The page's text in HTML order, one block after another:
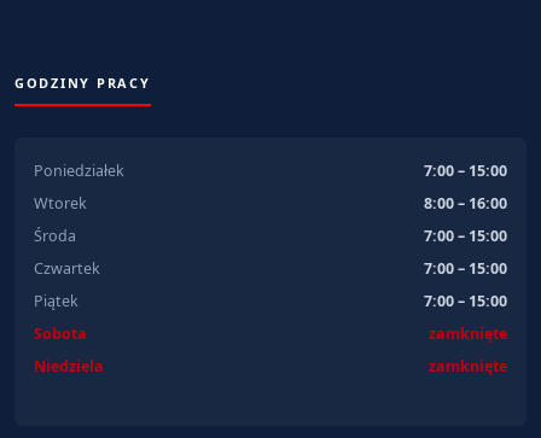
GODZINY PRACY
Poniedziałek
7:00 – 15:00
Wtorek
8:00 – 16:00
Środa
7:00 – 15:00
Czwartek
7:00 – 15:00
Piątek
7:00 – 15:00
Sobota
zamknięte
Niedziela
zamknięte